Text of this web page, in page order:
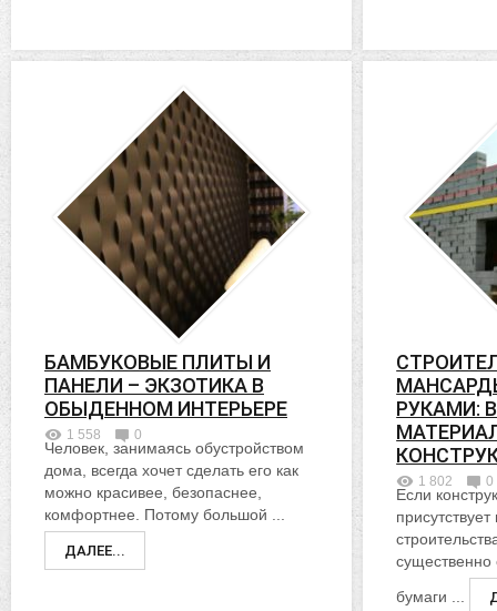
БАМБУКОВЫЕ ПЛИТЫ И
ПАНЕЛИ – ЭКЗОТИКА В
ОБЫДЕННОМ ИНТЕРЬЕРЕ
1 558 0
Человек, занимаясь обустройством
дома, всегда хочет сделать его как
можно красивее, безопаснее,
комфортнее. Потому большой ...
ДАЛЕЕ...
РУКАМИ:
1 802 0
Если
существенно
бумаги ...